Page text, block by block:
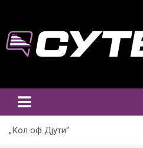
content
„Кол оф Дјути“